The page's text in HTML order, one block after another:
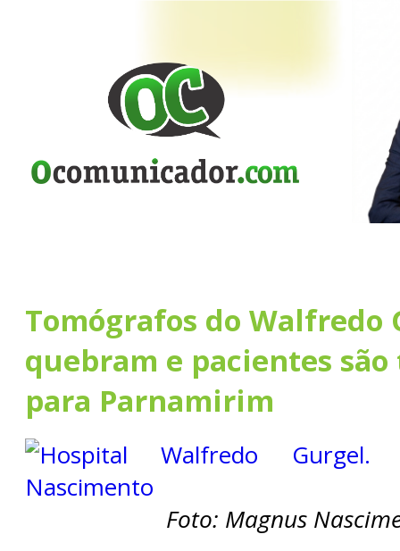
Tomógrafos do Walfredo
quebram e pacientes
para Parnamirim
Foto: Magnus